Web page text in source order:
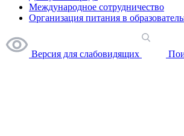
Международное сотрудничество
Организация питания в
Версия для слабовидящих